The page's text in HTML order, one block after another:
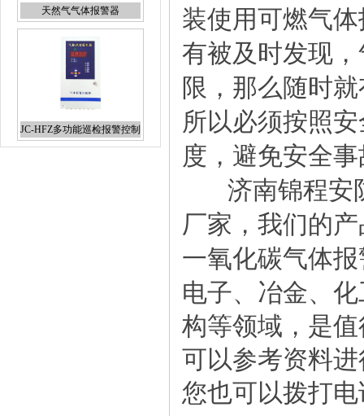
天然气气体报警器
JC-HFZ多功能巡检报警控制
器
装使用可燃气
有被及时发现
限，那么随时
所以必须按照
度，避免安全
济南锦程安防
厂家，我们的
一氧化碳气体
电子、冶金、
构等领域，是
可以参考资料
您也可以拨打